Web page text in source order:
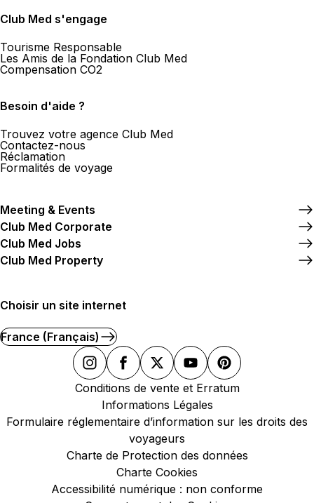
Club Med s'engage
Tourisme Responsable
Les Amis de la Fondation Club Med
Compensation CO2
Besoin d'aide ?
Trouvez votre agence Club Med
Contactez-nous
Réclamation
Formalités de voyage
Meeting & Events
Club Med Corporate
Club Med Jobs
Club Med Property
Choisir un site internet
France (Français)
Conditions de vente et Erratum
Informations Légales
Formulaire réglementaire d’information sur les droits des
voyageurs
Charte de Protection des données
Charte Cookies
Accessibilité numérique : non conforme